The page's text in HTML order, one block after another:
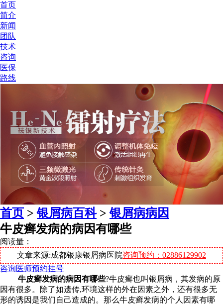
首页
简介
新闻
团队
技术
咨询
医保
路线
首页 >银屑病百科>银屑病病因
牛皮癣发病的病因有哪些
阅读量：
文章来源:成都银康银屑病医院咨询预约：02886129902
咨询医师预约挂号
牛皮癣发病的病因有哪些?牛皮癣也叫银屑病，其发病的原
因有很多。除了如遗传,环境这样的外在因素之外，还有很多无
形的诱因是我们自己造成的。那么牛皮癣发病的个人因素有哪